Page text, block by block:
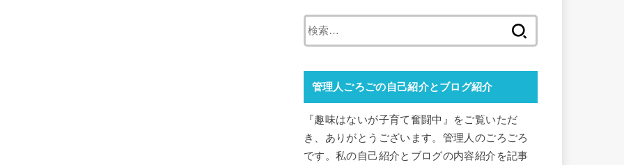
索
管理人ごろごの自己紹介とブログ紹介
『趣味はないが子育て奮闘中』をご覧いただ
き、ありがとうございます。管理人のごろごろ
です。私の自己紹介とブログの内容紹介を記事